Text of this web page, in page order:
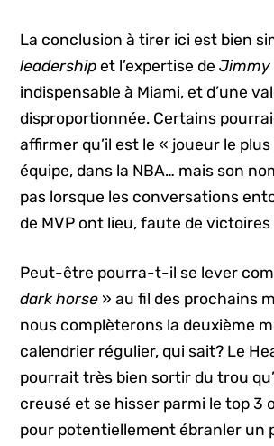
La conclusion à tirer ici est bien
leadership et l’expertise deJimmy
indispensable à Miami, et d’une
disproportionnée. Certains
affirmer qu’il est le « joueur le
équipe, dans la NBA… mais son
pas lorsque les conversations
de MVP ont lieu, faute de
Peut-être pourra-t-il se lever
dark horse » au fil des prochains
nous complèterons la deuxième
calendrier régulier, qui sait? Le
pourrait très bien sortir du trou
creusé et se hisser parmi le top 3
pour potentiellement ébranler un